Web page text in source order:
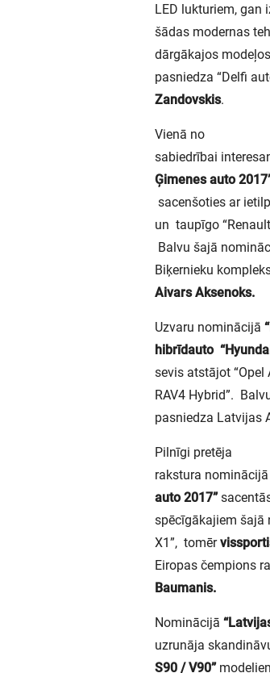
LED lukturiem, gan
šādas modernas
dārgākajos
pasniedza “Delfi
Zandovskis.
Vienā no
sabiedrībai
Ģimenes auto
sacenšoties ar
un taupīgo
Balvu šajā
Biķernieku
Aivars Aksenoks.
Uzvaru nominācijā
hibrīdauto
sevis atstājot “Opel
RAV4 Hybrid”.
pasniedza Latvijas
Pilnīgi pretēja
rakstura nominācijā
auto 2017”
spēcīgākajiem šajā
X1”, tomēr
Eiropas čempions
Baumanis.
Nominācijā
uzrunāja
S90 / V90”